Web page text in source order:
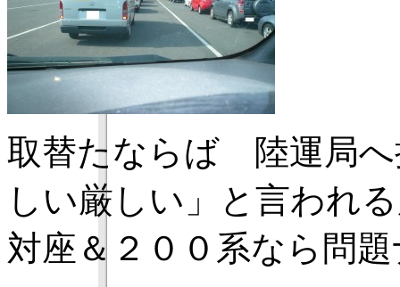
取替たならば 陸運局
しい厳しい」と言わ
対座＆２００系なら問